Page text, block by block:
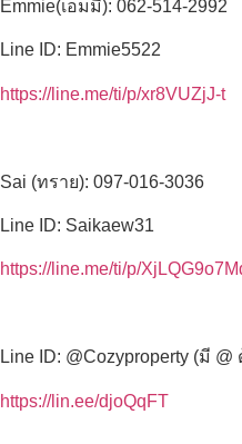
Emmie(เอมมี่): 062-514-2992
Line ID: Emmie5522
https://line.me/ti/p/xr8VUZjJ-t
Sai (ทราย): 097-016-3036
Line ID: Saikaew31
https://line.me/ti/p/
Line ID: @Cozyproperty (มี
https://lin.ee/djoQqFT